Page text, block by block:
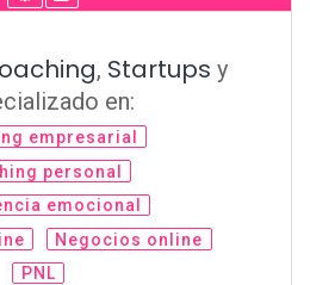
, Startups y
en:
empresarial
personal
emocional
Negocios online
PNL